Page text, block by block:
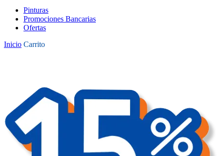
Pinturas
Promociones Bancarias
Ofertas
Inicio Carrito